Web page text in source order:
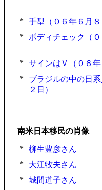
*
手型（０６年６月８
*
ボディチェック（０
*
サインはＶ（０６年
*
ブラジルの中の日
２日）
南米日本移民の肖像
* 柳生豊彦さん
*
大江牧夫さん
*
城間道子さん